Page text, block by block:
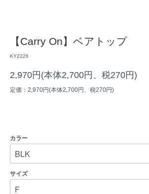
【Carry On】ベアトップ
KY2226
2,970円(本体2,700円、税270円)
定価：2,970円(本体2,700円、税270円)
カラー
サイズ